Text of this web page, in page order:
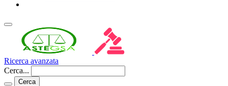
Ricerca avanzata
Cerca...
Cerca